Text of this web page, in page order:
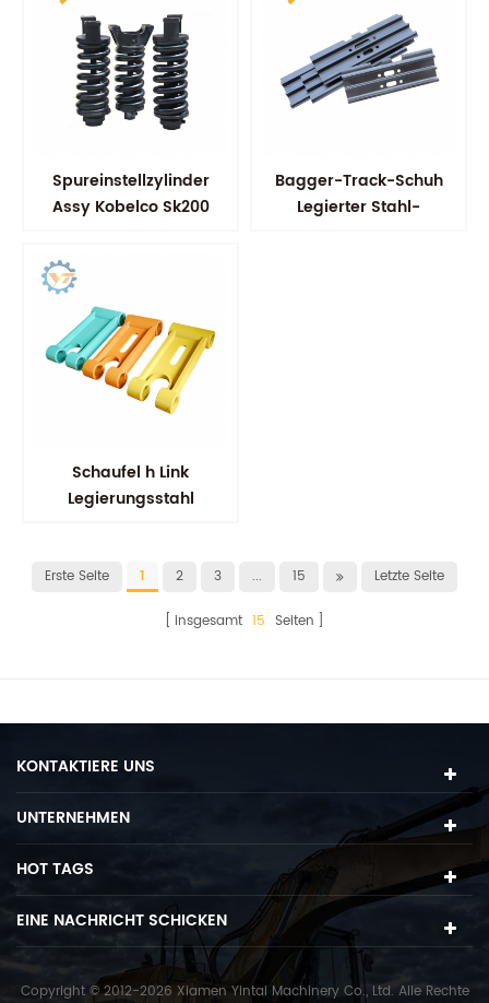
Spureinstellzylinder
Assy Kobelco Sk200
Bagger-Track-Schuh
Legierter Stahl-
Schaufel h Link
Legierungsstahl
Erste Seite 1 2 3 ... 15 Letzte Seite
insgesamt 15 Seiten
KONTAKTIERE UNS
UNTERNEHMEN
HOT TAGS
EINE NACHRICHT SCHICKEN
Copyright © 2012-2026 Xiamen Yintai Machinery Co., Ltd. Alle Rechte